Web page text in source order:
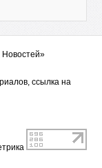
Новостей»
ссылка на